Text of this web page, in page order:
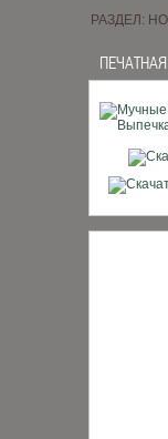
РАЗДЕЛ: